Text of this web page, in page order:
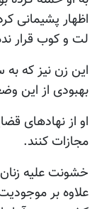
اظهار پشیمانی
لت و کوب قرار
این زن نیز که
بهبودی از این
او از نهادهای
مجازات کنند.
خشونت علیه
علاوه بر